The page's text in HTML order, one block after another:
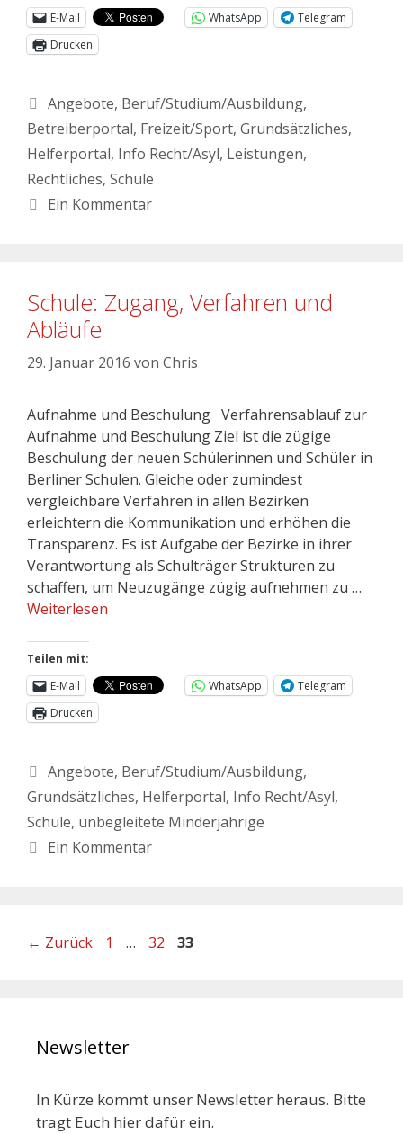
E-Mail
WhatsApp
Telegram
Drucken
Angebote, Beruf/Studium/Ausbildung,
Betreiberportal, Freizeit/Sport, Grundsätzliches,
Helferportal, Info Recht/Asyl, Leistungen,
Rechtliches, Schule
Ein Kommentar
Schule: Zugang, Verfahren und
Abläufe
29. Januar 2016 von Chris
Aufnahme und Beschulung Verfahrensablauf zur
Aufnahme und Beschulung Ziel ist die zügige
Beschulung der neuen Schülerinnen und Schüler in
Berliner Schulen. Gleiche oder zumindest
vergleichbare Verfahren in allen Bezirken
erleichtern die Kommunikation und erhöhen die
Transparenz. Es ist Aufgabe der Bezirke in ihrer
Verantwortung als Schulträger Strukturen zu
schaffen, um Neuzugänge zügig aufnehmen zu …
Weiterlesen
Teilen mit:
E-Mail
WhatsApp
Telegram
Drucken
Angebote, Beruf/Studium/Ausbildung,
Grundsätzliches, Helferportal, Info Recht/Asyl,
Schule, unbegleitete Minderjährige
Ein Kommentar
← Zurück 1 … 32 33
Newsletter
In Kürze kommt unser Newsletter heraus. Bitte
tragt Euch hier dafür ein.